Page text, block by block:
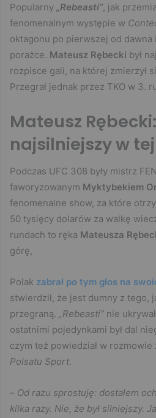
Popularny „Rebeasti”, jak
fenomenalnym występie w
oktagonu po pierwszej od
porażce. Mateusz Rębecki był
rozpisce gali, na której zmierzył
Przegrał jednak przez TKO w 3.
Mateusz
najsilniejszy w
Podczas UFC 308 były mistrz
faworyzowanym Myktybekiem
fenomenalne show, za które
50 tysięcy dolarów za walkę
rundach to ręka Mateusza
górę,
Polak zabrał po tym głos na
stwierdził, że jest dumny z tego,
przegraną. „Rebeasti” nie
ostatnimi pojedynkami był dal
czym też powiedział w rozmowie
Polsatu Sport.
– Od razu sprostuję: dostałem
kilka razy. Nie, że był silniejszy.